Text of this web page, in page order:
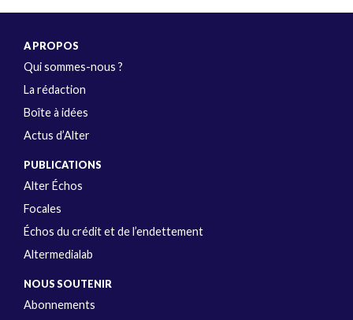
A PROPOS
Qui sommes-nous ?
La rédaction
Boîte à idées
Actus d’Alter
PUBLICATIONS
Alter Échos
Focales
Échos du crédit et de l’endettement
Altermedialab
NOUS SOUTENIR
Abonnements